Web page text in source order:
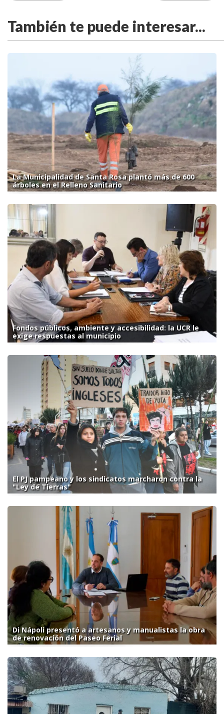
También te puede interesar...
La Municipalidad de Santa Rosa plantó más de 600
árboles en el Relleno Sanitario
Fondos públicos, ambiente y accesibilidad: la UCR le
exige respuestas al municipio
El PJ pampeano y los sindicatos marcharon contra la
"Ley de Tierras"
Di Nápoli presentó a artesanos y manualistas la obra
de renovación del Paseo Ferial